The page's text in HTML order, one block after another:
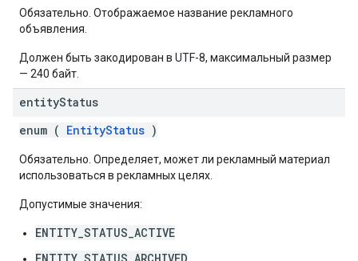
Обязательно. Отображаемое название рекламного
объявления.
Должен быть закодирован в UTF-8, максимальный размер
— 240 байт.
entityStatus
enum ( EntityStatus )
Обязательно. Определяет, может ли рекламный материал
использоваться в рекламных целях.
Допустимые значения:
ENTITY_STATUS_ACTIVE